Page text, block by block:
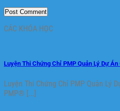
CÁC KHÓA HỌC
Luyện Thi Chứng Chỉ PMP Quản Lý Dự Án
Luyện Thi Chứng Chỉ PMP Quản Lý
PMP® [...]